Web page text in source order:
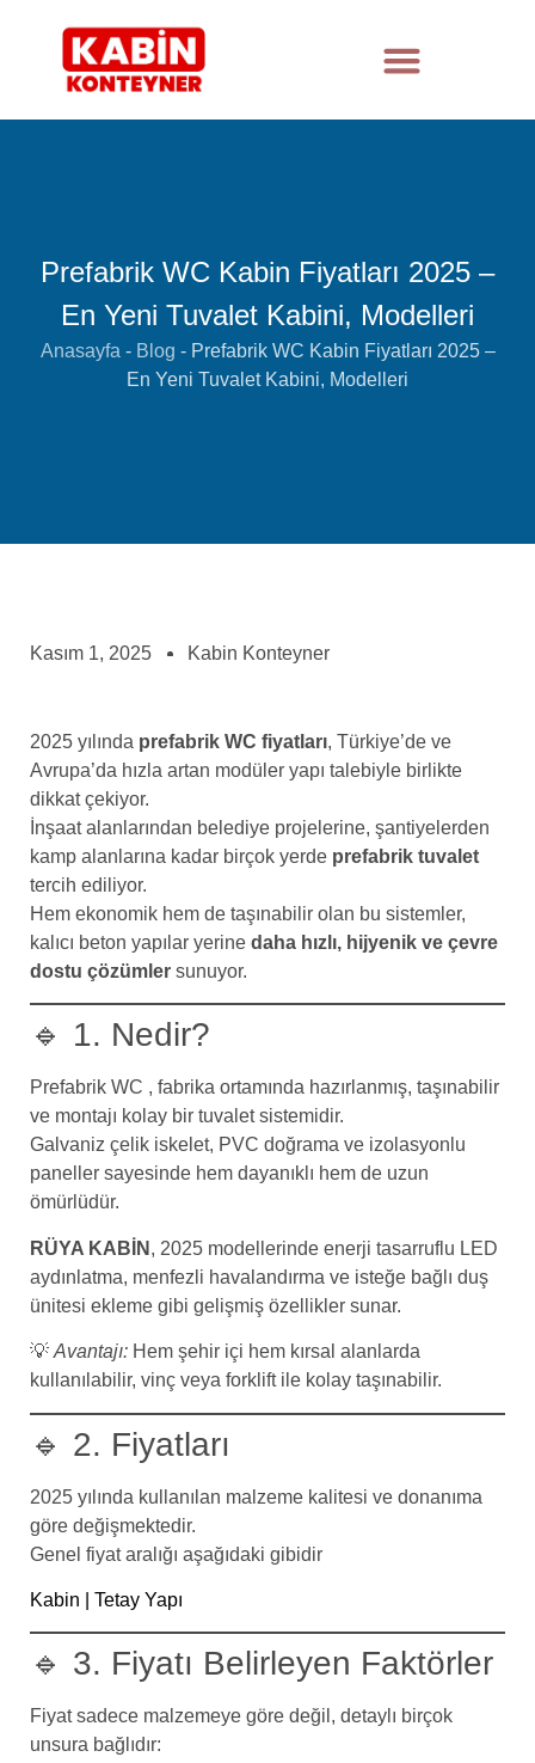
Prefabrik WC Kabin Fiyatları 2025 –
En Yeni Tuvalet Kabini, Modelleri
Anasayfa - Blog - Prefabrik WC Kabin Fiyatları 2025 –
En Yeni Tuvalet Kabini, Modelleri
Kasım 1, 2025 Kabin Konteyner
2025 yılında prefabrik WC fiyatları, Türkiye’de ve
Avrupa’da hızla artan modüler yapı talebiyle birlikte
dikkat çekiyor.
İnşaat alanlarından belediye projelerine, şantiyelerden
kamp alanlarına kadar birçok yerde prefabrik tuvalet
tercih ediliyor.
Hem ekonomik hem de taşınabilir olan bu sistemler,
kalıcı beton yapılar yerine daha hızlı, hijyenik ve çevre
dostu çözümler sunuyor.
🔹 1. Nedir?
Prefabrik WC , fabrika ortamında hazırlanmış, taşınabilir
ve montajı kolay bir tuvalet sistemidir.
Galvaniz çelik iskelet, PVC doğrama ve izolasyonlu
paneller sayesinde hem dayanıklı hem de uzun
ömürlüdür.
RÜYA KABİN , 2025 modellerinde enerji tasarruflu LED
aydınlatma, menfezli havalandırma ve isteğe bağlı duş
ünitesi ekleme gibi gelişmiş özellikler sunar.
💡 Avantajı: Hem şehir içi hem kırsal alanlarda
kullanılabilir, vinç veya forklift ile kolay taşınabilir.
🔹 2. Fiyatları
2025 yılında kullanılan malzeme kalitesi ve donanıma
göre değişmektedir.
Genel fiyat aralığı aşağıdaki gibidir
Kabin | Tetay Yapı
🔹 3. Fiyatı Belirleyen Faktörler
Fiyat sadece malzemeye göre değil, detaylı birçok
unsura bağlıdır: